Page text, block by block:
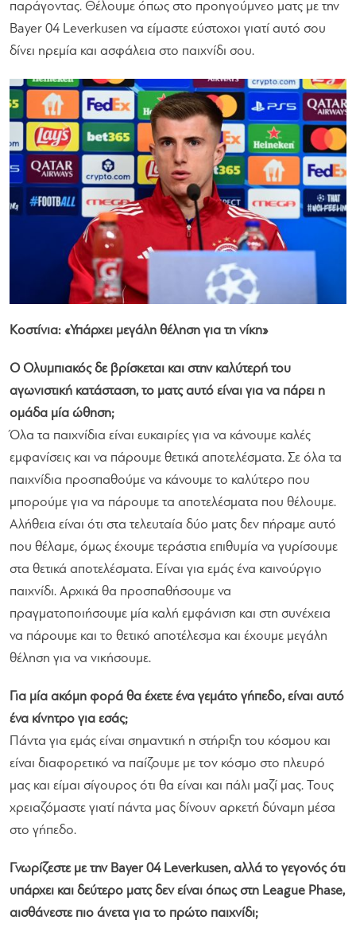
παράγοντας. Θέλουμε όπως στο προηγούμνεο ματς με την
Bayer 04 Leverkusen να είμαστε εύστοχοι γιατί αυτό σου
δίνει ηρεμία και ασφάλεια στο παιχνίδι σου.
Κοστίνια: «Υπάρχει μεγάλη θέληση για τη νίκη»
Ο Ολυμπιακός δε βρίσκεται και στην καλύτερή του
αγωνιστική κατάσταση, το ματς αυτό είναι για να πάρει η
ομάδα μία ώθηση;
Όλα τα παιχνίδια είναι ευκαιρίες για να κάνουμε καλές
εμφανίσεις και να πάρουμε θετικά αποτελέσματα. Σε όλα τα
παιχνίδια προσπαθούμε να κάνουμε το καλύτερο που
μπορούμε για να πάρουμε τα αποτελέσματα που θέλουμε.
Αλήθεια είναι ότι στα τελευταία δύο ματς δεν πήραμε αυτό
που θέλαμε, όμως έχουμε τεράστια επιθυμία να γυρίσουμε
στα θετικά αποτελέσματα. Είναι για εμάς ένα καινούργιο
παιχνίδι. Αρχικά θα προσπαθήσουμε να
πραγματοποιήσουμε μία καλή εμφάνιση και στη συνέχεια
να πάρουμε και το θετικό αποτέλεσμα και έχουμε μεγάλη
θέληση για να νικήσουμε.
Για μία ακόμη φορά θα έχετε ένα γεμάτο γήπεδο, είναι αυτό
ένα κίνητρο για εσάς;
Πάντα για εμάς είναι σημαντική η στήριξη του κόσμου και
είναι διαφορετικό να παίζουμε με τον κόσμο στο πλευρό
μας και είμαι σίγουρος ότι θα είναι και πάλι μαζί μας. Τους
χρειαζόμαστε γιατί πάντα μας δίνουν αρκετή δύναμη μέσα
στο γήπεδο.
Γνωρίζεστε με την Bayer 04 Leverkusen, αλλά το γεγονός ότι
υπάρχει και δεύτερο ματς δεν είναι όπως στη League Phase,
αισθάνεστε πιο άνετα για το πρώτο παιχνίδι;